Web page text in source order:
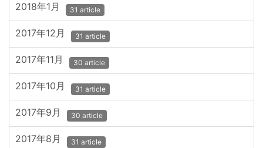
2018年1月 31 article
2017年12月 31 article
2017年11月 30 article
2017年10月 31 article
2017年9月 30 article
2017年8月 31 article